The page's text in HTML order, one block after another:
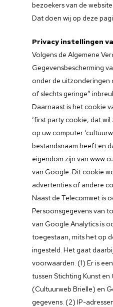
bezoekers van de
Dat doen wij op deze
Privacy instellingen
Volgens de Algemene
Gegevensbescherming
onder de uitzonderingen
of slechts geringe”
Daarnaast is het cookie
‘first party cookie, dat
op uw computer
bestandsnaam heeft en
eigendom zijn van
van Google. Dit cookie
advertenties of andere
Naast de Telecomwet is
Persoonsgegevens van
van Google Analytics is
toegestaan, mits het op
ingesteld. Het gaat
voorwaarden. (1) Er is
tussen Stichting Kunst en
(Cultuurweb Brielle) en
gegevens. (2) IP-